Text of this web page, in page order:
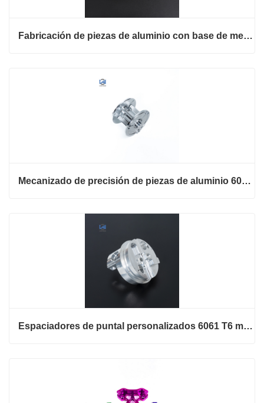
Fabricación de piezas de aluminio con base de metal de servicio personalizado
Mecanizado de precisión de piezas de aluminio 6061 T6 hub parts
Espaciadores de puntal personalizados 6061 T6 mecanizados por CNC